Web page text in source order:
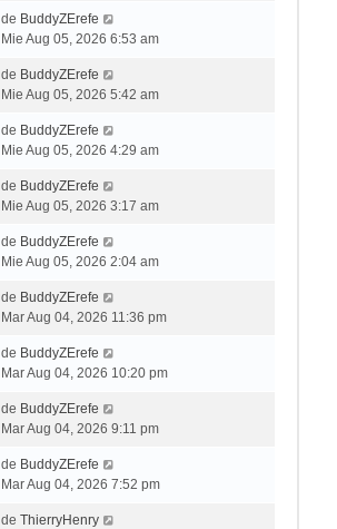
de BuddyZErefe
Mie Aug 05, 2026 6:53 am
de BuddyZErefe
Mie Aug 05, 2026 5:42 am
de BuddyZErefe
Mie Aug 05, 2026 4:29 am
de BuddyZErefe
Mie Aug 05, 2026 3:17 am
de BuddyZErefe
Mie Aug 05, 2026 2:04 am
de BuddyZErefe
Mar Aug 04, 2026 11:36 pm
de BuddyZErefe
Mar Aug 04, 2026 10:20 pm
de BuddyZErefe
Mar Aug 04, 2026 9:11 pm
de BuddyZErefe
Mar Aug 04, 2026 7:52 pm
de ThierryHenry